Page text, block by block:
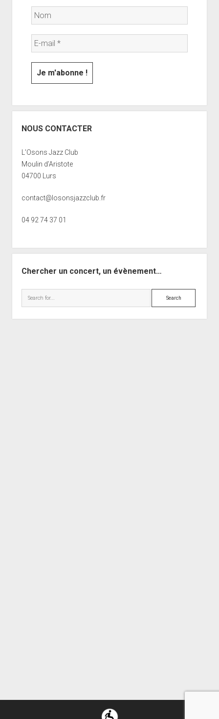
NOUS CONTACTER
L’Osons Jazz Club
Moulin d’Aristote
04700 Lurs
contact@losonsjazzclub.fr
04 92 74 37 01
Chercher un concert, un évènement…
Search